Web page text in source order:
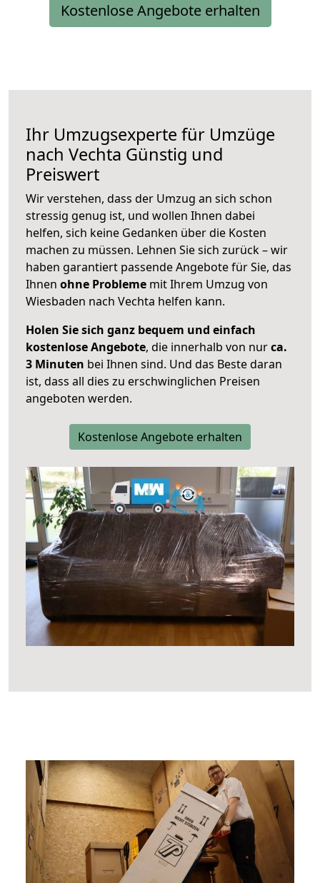
Kostenlose Angebote erhalten
Ihr Umzugsexperte für Umzüge
nach Vechta Günstig und
Preiswert
Wir verstehen, dass der Umzug an sich schon
stressig genug ist, und wollen Ihnen dabei
helfen, sich keine Gedanken über die Kosten
machen zu müssen. Lehnen Sie sich zurück – wir
haben garantiert passende Angebote für Sie, das
Ihnen ohne Probleme mit Ihrem Umzug von
Wiesbaden nach Vechta helfen kann.
Holen Sie sich ganz bequem und einfach
kostenlose Angebote, die innerhalb von nurca.
3 Minuten bei Ihnen sind. Und das Beste daran
ist, dass all dies zu erschwinglichen Preisen
angeboten werden.
Kostenlose Angebote erhalten